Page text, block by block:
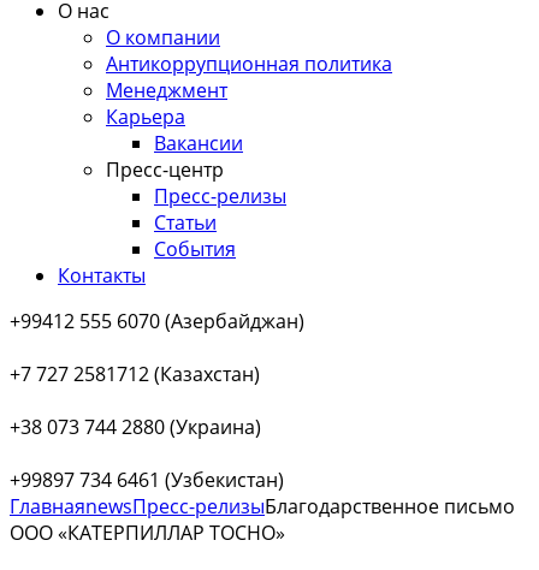
О нас
О компании
Антикоррупционная политика
Менеджмент
Карьера
Вакансии
Пресс-центр
Пресс-релизы
Статьи
События
Контакты
+99412 555 6070 (Азербайджан)
+7 727 2581712 (Казахстан)
+38 073 744 2880 (Украина)
+99897 734 6461 (Узбекистан)
ГлавнаяnewsПресс-релизыБлагодарственное письмо
OОО «КАТЕРПИЛЛАР ТОСНО»